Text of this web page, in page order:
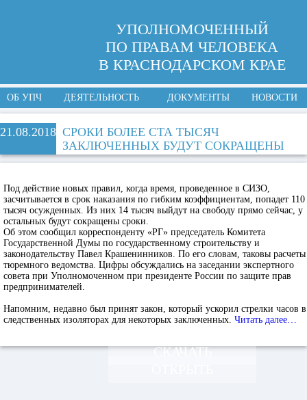
УПОЛНОМОЧЕННЫЙ
ПО ПРАВАМ ЧЕЛОВЕКА
В КРАСНОДАРСКОМ КРАЕ
ОБ УПЧ ДЕЯТЕЛЬНОСТЬ ДОКУМЕНТЫ НОВОСТИ
21.08.2018 СРОКИ БОЛЕЕ СТА ТЫСЯЧ
ЗАКЛЮЧЕННЫХ БУДУТ СОКРАЩЕНЫ
Под действие новых правил, когда время, проведенное в СИЗО,
засчитывается в срок наказания по гибким коэффициентам, попадет 110
тысяч осужденных. Из них 14 тысяч выйдут на свободу прямо сейчас, у
остальных будут сокращены сроки.
Об этом сообщил корреспонденту «РГ» председатель Комитета
Государственной Думы по государственному строительству и
законодательству Павел Крашенинников. По его словам, таковы расчеты
тюремного ведомства. Цифры обсуждались на заседании экспертного
совета при Уполномоченном при президенте России по защите прав
предпринимателей.
Напомним, недавно был принят закон, который ускорил стрелки часов в
следственных изоляторах для некоторых заключенных. Читать далее…
СКАЧАТЬ